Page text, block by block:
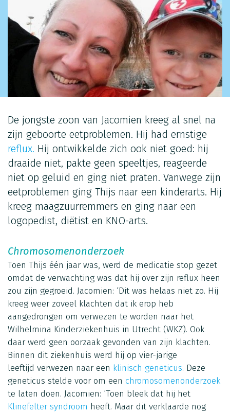
De jongste zoon van Jacomien kreeg al snel na
zijn geboorte eetproblemen. Hij had ernstige
reflux. Hij ontwikkelde zich ook niet goed: hij
draaide niet, pakte geen speeltjes, reageerde
niet op geluid en ging niet praten. Vanwege zijn
eetproblemen ging Thijs naar een kinderarts. Hij
kreeg maagzuurremmers en ging naar een
logopedist, diëtist en KNO-arts.
Chromosomenonderzoek
Toen Thijs één jaar was, werd de medicatie stop gezet
omdat de verwachting was dat hij over zijn reflux heen
zou zijn gegroeid. Jacomien: ‘Dit was helaas niet zo. Hij
kreeg weer zoveel klachten dat ik erop heb
aangedrongen om verwezen te worden naar het
Wilhelmina Kinderziekenhuis in Utrecht (WKZ). Ook
daar werd geen oorzaak gevonden van zijn klachten.
Binnen dit ziekenhuis werd hij op vier-jarige
leeftijd verwezen naar een klinisch geneticus. Deze
geneticus stelde voor om een chromosomenonderzoek
te laten doen. Jacomien: ‘Toen bleek dat hij het
Klinefelter syndroom heeft. Maar dit verklaarde nog